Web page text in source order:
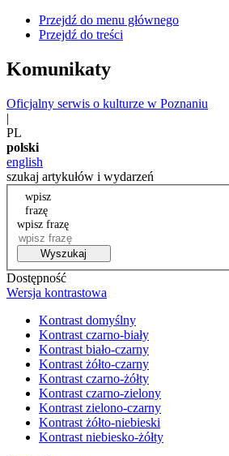
Przejdź do menu głównego
Przejdź do treści
Komunikaty
Oficjalny serwis o kulturze w Poznaniu
|
PL
polski
english
szukaj artykułów i wydarzeń
wpisz
frazę
wpisz frazę
Wyszukaj
Dostępność
Wersja kontrastowa
Kontrast domyślny
Kontrast czarno-biały
Kontrast biało-czarny
Kontrast żółto-czarny
Kontrast czarno-żółty
Kontrast czarno-zielony
Kontrast zielono-czarny
Kontrast żółto-niebieski
Kontrast niebiesko-żółty